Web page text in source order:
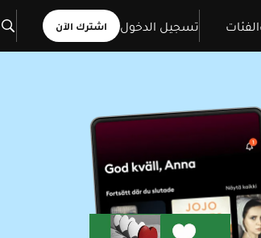
الفئات تسجيل الدخول اشترك الآن